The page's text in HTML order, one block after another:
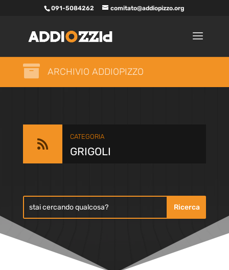
091-5084262 comitato@addiopizzo.org
 ARCHIVIO ADDIOPIZZO

CATEGORIA
GRIGOLI